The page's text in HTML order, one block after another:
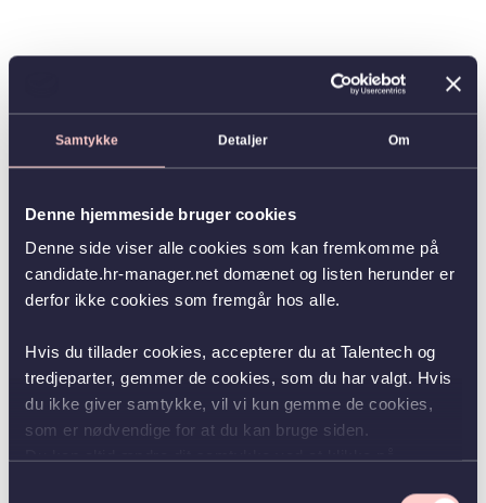
Samtykke Detaljer Om
Denne hjemmeside bruger cookies
Denne side viser alle cookies som kan fremkomme på
candidate.hr-manager.net domænet og listen herunder er
derfor ikke cookies som fremgår hos alle.
Hvis du tillader cookies, accepterer du at Talentech og
tredjeparter, gemmer de cookies, som du har valgt. Hvis
du ikke giver samtykke, vil vi kun gemme de cookies,
som er nødvendige for at du kan bruge siden.